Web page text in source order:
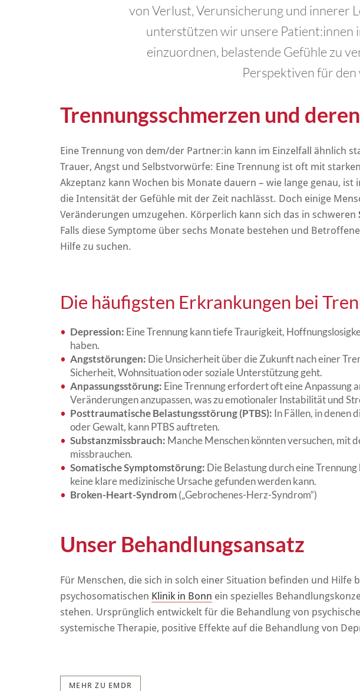
von Verlust, Verunsicherung und innerer
unterstützen wir unsere Patient:innen
einzuordnen, belastende Gefühle zu
Perspektiven für
Trennungsschmerzen und
Eine Trennung von dem/der Partner:in kann im Einzelfall ähnlich
Trauer, Angst und Selbstvorwürfe: Eine Trennung ist oft mit
Akzeptanz kann Wochen bis Monate dauern – wie lange genau,
die Intensität der Gefühle mit der Zeit nachlässt. Doch einige
Veränderungen umzugehen. Körperlich kann sich das in schweren
Falls diese Symptome über sechs Monate bestehen und
Hilfe zu suchen.
Die häufigsten Erkrankungen bei
Depression: Eine Trennung kann tiefe Traurigkeit,
haben.
Angststörungen: Die Unsicherheit über die Zukunft nach einer
Sicherheit, Wohnsituation oder soziale Unterstützung geht.
Anpassungsstörung: Eine Trennung erfordert oft eine Anpassung
Veränderungen anzupassen, was zu emotionaler Instabilität und
Posttraumatische Belastungsstörung (PTBS): In Fällen, in denen
oder Gewalt, kann PTBS auftreten.
Substanzmissbrauch: Manche Menschen könnten versuchen, mit
missbrauchen.
Somatische Symptomstörung: Die Belastung durch eine
keine klare medizinische Ursache gefunden werden kann.
Broken-Heart-Syndrom(„Gebrochenes-Herz-Syndrom“)
Unser Behandlungsansatz
Für Menschen, die sich in solch einer Situation befinden und
psychosomatischen Klinik in Bonn ein spezielles
stehen. Ursprünglich entwickelt für die Behandlung von
systemische Therapie, positive Effekte auf die Behandlung von
MEHR ZU EMDR